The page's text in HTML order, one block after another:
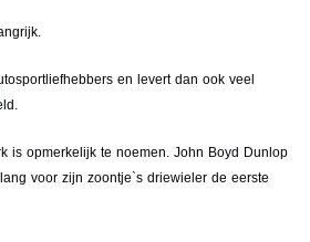
en levert dan ook veel
is opmerkelijk te noemen. John Boyd Dunlop
voor zijn zoontje`s driewieler de eerste